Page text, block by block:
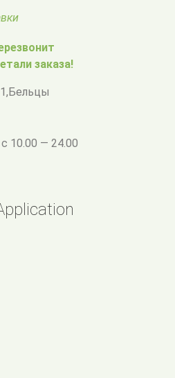
заказа!
,Бельцы
10.00 — 24.00